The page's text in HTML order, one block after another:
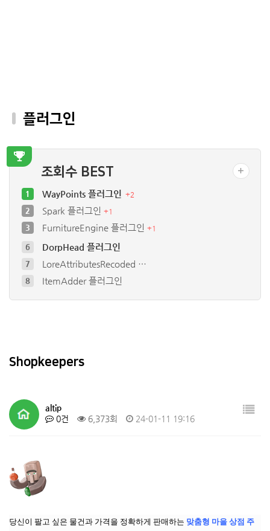
플러그인
조회수 BEST
6 DorpHead 플러그인
7 LoreAttributesRecoded …
8 ItemAdder 플러그인
1 WayPoints 플러그인 +2
2 Spark 플러그인 +1
3 FurnitureEngine 플러그인 +1
Shopkeepers
altip
0건
6,373회 24-01-11 19:16
당신이 팔고 싶은 물건과 가격을 정확하게 판매하는 맞춤형 마을 상점 주